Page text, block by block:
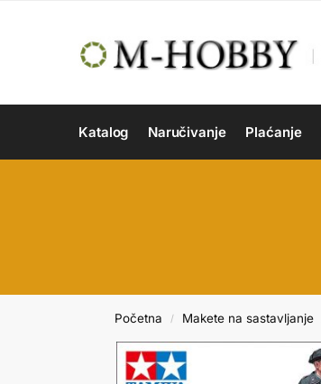
Katalog Naručivanje Plaćanje
Početna / Makete na sastavljanje